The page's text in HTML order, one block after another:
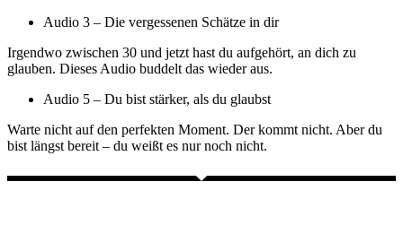
Audio 3 – Die vergessenen Schätze in dir
Irgendwo zwischen 30 und jetzt hast du aufgehört, an dich zu
glauben. Dieses Audio buddelt das wieder aus.
Audio 5 – Du bist stärker, als du glaubst
Warte nicht auf den perfekten Moment. Der kommt nicht. Aber du
bist längst bereit – du weißt es nur noch nicht.